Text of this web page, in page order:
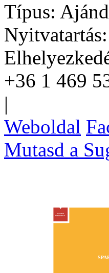
Típus:
Nyitvatartás:
+36 1 469
|
Weboldal
Mutasd a
NEMZETI
DOHÁNYBOLT